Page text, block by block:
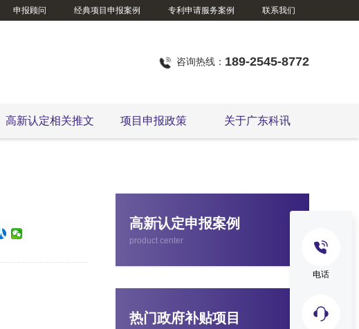
申报顾问 经典项目申报案例 专利申请服务案例 联系我们
咨询热线： 189-2545-8772
高新认定相关推文 项目申报政策 关于广东科讯
高新认定申报案例
product center
热门政府补贴项目
电话